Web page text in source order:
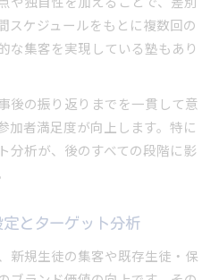
スケジュールをもとに複数回の
な集客を実現している塾もあり
後の振り返りまでを一貫して意
加者満足度が向上します。特に
分析が、後のすべての段階に影
とターゲット分析
新規生徒の集客や既存生徒・保